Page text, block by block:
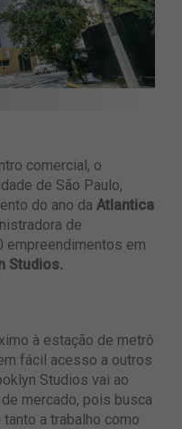
comercial, o
de São Paulo,
do ano da Atlantica
de
empreendimentos em
Studios.
à estação de metrô
fácil acesso a outros
Studios vai ao
mercado, pois busca
a trabalho como